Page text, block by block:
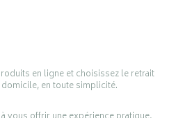
en ligne et choisissez le retrait
en toute simplicité.